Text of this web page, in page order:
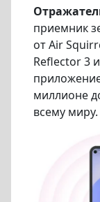
приемник
от Air
Reflector 3
миллионе
всему миру.